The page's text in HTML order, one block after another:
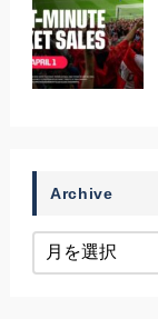
Archive